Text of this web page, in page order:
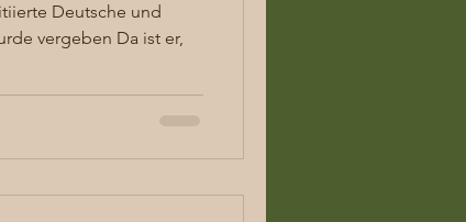
Deutsche und
vergeben Da ist er,